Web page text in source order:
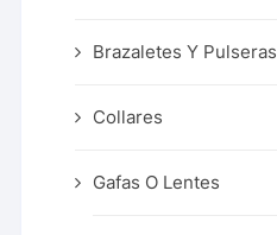
Brazaletes Y Pulseras
Collares
Gafas O Lentes